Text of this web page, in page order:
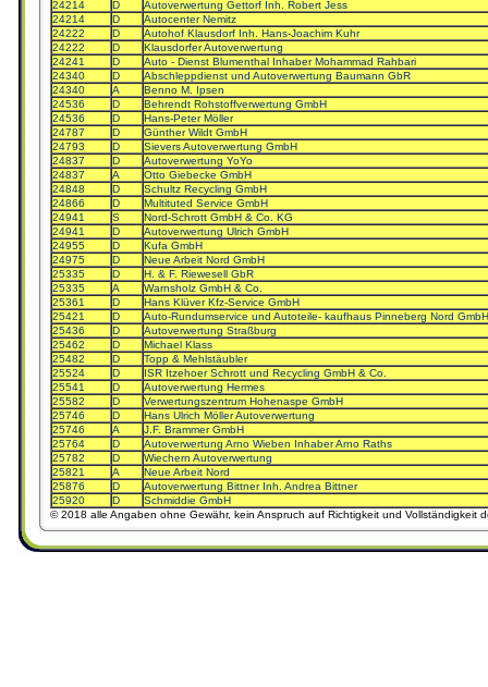
24214
D
Autoverwertung Gettorf Inh. Robert Jess
24214
D
Autocenter Nemitz
24222
D
Autohof Klausdorf Inh. Hans-Joachim Kuhr
24222
D
Klausdorfer Autoverwertung
24241
D
Auto - Dienst Blumenthal Inhaber Mohammad Rahbari
24340
D
Abschleppdienst und Autoverwertung Baumann GbR
24340
A
Benno M. Ipsen
24536
D
Behrendt Rohstoffverwertung GmbH
24536
D
Hans-Peter Möller
24787
D
Günther Wildt GmbH
24793
D
Sievers Autoverwertung GmbH
24837
D
Autoverwertung YoYo
24837
A
Otto Giebecke GmbH
24848
D
Schultz Recycling GmbH
24866
D
Multituted Service GmbH
24941
S
Nord-Schrott GmbH & Co. KG
24941
D
Autoverwertung Ulrich GmbH
24955
D
Kufa GmbH
24975
D
Neue Arbeit Nord GmbH
25335
D
H. & F. Riewesell GbR
25335
A
Warnsholz GmbH & Co.
25361
D
Hans Klüver Kfz-Service GmbH
25421
D
Auto-Rundumservice und Autoteile- kaufhaus Pinneberg Nord GmbH
25436
D
Autoverwertung Straßburg
25462
D
Michael Klass
25482
D
Topp & Mehlstäubler
25524
D
ISR Itzehoer Schrott und Recycling GmbH & Co.
25541
D
Autoverwertung Hermes
25582
D
Verwertungszentrum Hohenaspe GmbH
25746
D
Hans Ulrich Möller Autoverwertung
25746
A
J.F. Brammer GmbH
25764
D
Autoverwertung Arno Wieben Inhaber Arno Raths
25782
D
Wiechern Autoverwertung
25821
A
Neue Arbeit Nord
25876
D
Autoverwertung Bittner Inh. Andrea Bittner
25920
D
Schmiddie GmbH
© 2018 alle Angaben ohne Gewähr, kein Anspruch auf Richtigkeit und Vollständigkeit